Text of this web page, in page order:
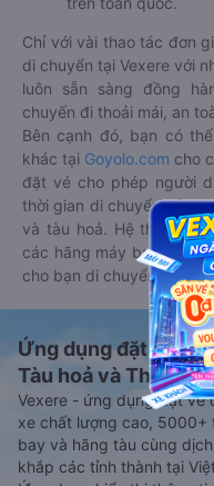
Chỉ với vài thao tác đơn
di chuyển tại Vexere với
luôn sẵn sàng đồng
chuyến đi thoải mái, an
Bên cạnh đó, bạn có
khác tại Goyolo.com cho
đặt vé cho phép người
thời gian di chuyển của
và tàu hoả. Hệ thống
các hãng máy bay, xe
cho bạn di chuyển.
Ứng dụng đặt vé Xe
Tàu hoả và Thuê xe
Vexere - ứng dụng đặt vé
xe chất lượng cao, 5000+
bay và hãng tàu cùng
khắp các tỉnh thành tại